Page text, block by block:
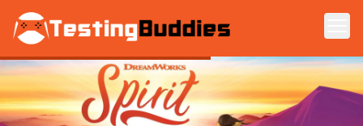
Zum Hauptinhalt springen